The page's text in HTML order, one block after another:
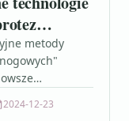
metody
dolnych,
2024-12-23